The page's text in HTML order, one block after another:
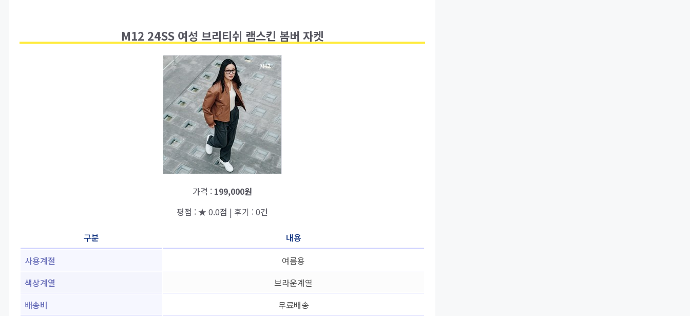
M12 24SS 여성 브리티쉬 램스킨 봄버 자켓
가격 : 199,000원
평점 : ★ 0.0점 | 후기 : 0건
구분
내용
사용계절
여름용
색상계열
브라운계열
배송비
무료배송